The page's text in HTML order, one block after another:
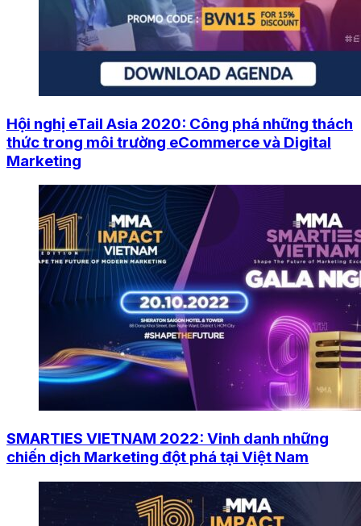
Hội nghị eTail Asia 2020: Công phá những thách
thức trong môi trường eCommerce và Digital
Marketing
SMARTIES VIETNAM 2022: Vinh danh những
chiến dịch Marketing đột phá tại Việt Nam